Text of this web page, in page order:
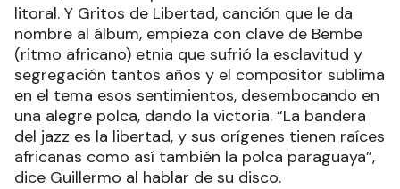
litoral. Y Gritos de Libertad, canción que le da
nombre al álbum, empieza con clave de Bembe
(ritmo africano) etnia que sufrió la esclavitud y
segregación tantos años y el compositor sublima
en el tema esos sentimientos, desembocando en
una alegre polca, dando la victoria. “La bandera
del jazz es la libertad, y sus orígenes tienen raíces
africanas como así también la polca paraguaya”,
dice Guillermo al hablar de su disco.